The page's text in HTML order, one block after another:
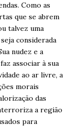
Como as
que se abrem
talvez uma
considerada
nudez e a
associar à sua
ao ar livre, a
morais
das
a região
para